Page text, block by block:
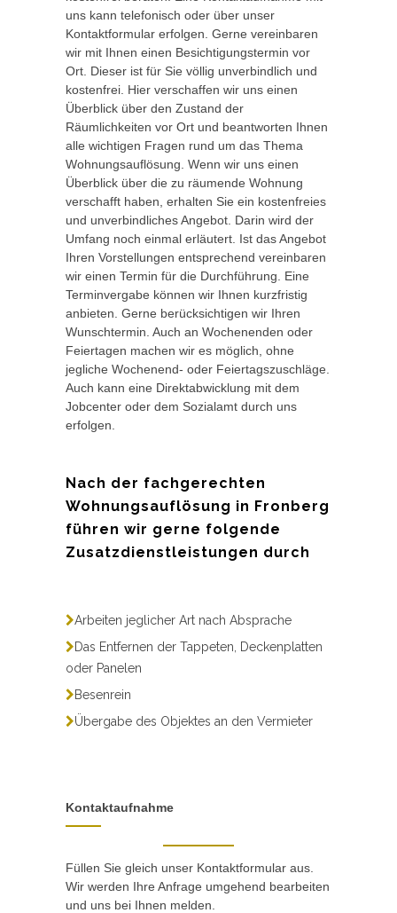
uns kann telefonisch oder über unser
Kontaktformular erfolgen. Gerne vereinbaren
wir mit Ihnen einen Besichtigungstermin vor
Ort. Dieser ist für Sie völlig unverbindlich und
kostenfrei. Hier verschaffen wir uns einen
Überblick über den Zustand der
Räumlichkeiten vor Ort und beantworten Ihnen
alle wichtigen Fragen rund um das Thema
Wohnungsauflösung. Wenn wir uns einen
Überblick über die zu räumende Wohnung
verschafft haben, erhalten Sie ein kostenfreies
und unverbindliches Angebot. Darin wird der
Umfang noch einmal erläutert. Ist das Angebot
Ihren Vorstellungen entsprechend vereinbaren
wir einen Termin für die Durchführung. Eine
Terminvergabe können wir Ihnen kurzfristig
anbieten. Gerne berücksichtigen wir Ihren
Wunschtermin. Auch an Wochenenden oder
Feiertagen machen wir es möglich, ohne
jegliche Wochenend- oder Feiertagszuschläge.
Auch kann eine Direktabwicklung mit dem
Jobcenter oder dem Sozialamt durch uns
erfolgen.
Nach der fachgerechten
Wohnungsauflösung in Fronberg
führen wir gerne folgende
Zusatzdienstleistungen durch
Arbeiten jeglicher Art nach Absprache
Das Entfernen der Tappeten, Deckenplatten
oder Panelen
Besenrein
Übergabe des Objektes an den Vermieter
Kontaktaufnahme
Füllen Sie gleich unser Kontaktformular aus.
Wir werden Ihre Anfrage umgehend bearbeiten
und uns bei Ihnen melden.